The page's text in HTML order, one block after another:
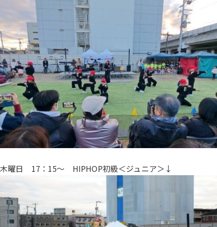
木曜日 17：15〜 HIPHOP初級＜ジュニア＞↓